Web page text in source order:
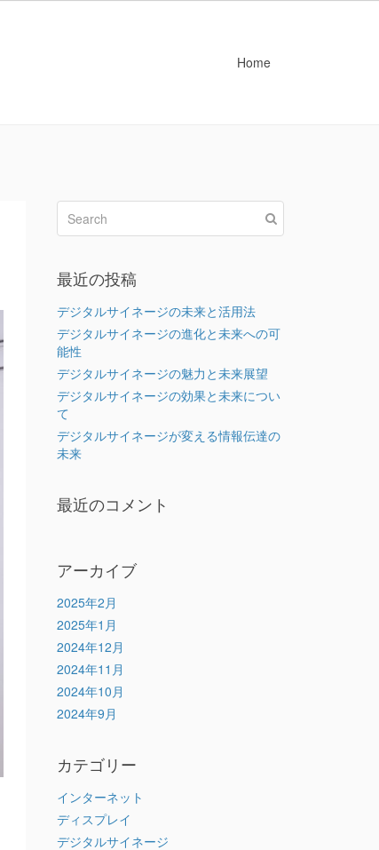
Home
最近の投稿
デジタルサイネージの未来と活用法
デジタルサイネージの進化と未来への可
能性
デジタルサイネージの魅力と未来展望
デジタルサイネージの効果と未来につい
て
デジタルサイネージが変える情報伝達の
未来
最近のコメント
アーカイブ
2025年2月
2025年1月
2024年12月
2024年11月
2024年10月
2024年9月
カテゴリー
インターネット
ディスプレイ
デジタルサイネージ